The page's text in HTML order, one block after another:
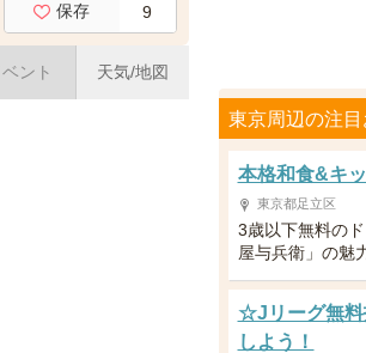
保存 9
ント 天気/地図
東京周辺の注
本格和食&キ
東京都足立区
3歳以下無料の
屋与兵衛」の魅
☆Jリーグ無料
しよう！